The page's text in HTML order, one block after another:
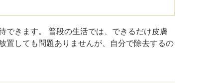
できます。 普段の生活では、できるだけ皮膚
置しても問題ありませんが、自分で除去するの